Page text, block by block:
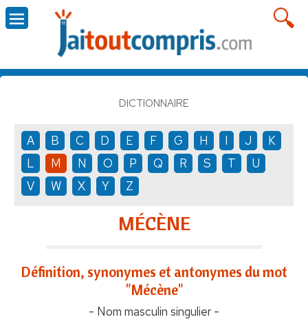
DICTIONNAIRE
A B C D E F G H I J
K
L
M N O P Q R S T
U
V
W X Y Z
MÉCÈNE
Définition, synonymes et antonymes du mot
"Mécène"
- Nom masculin singulier -